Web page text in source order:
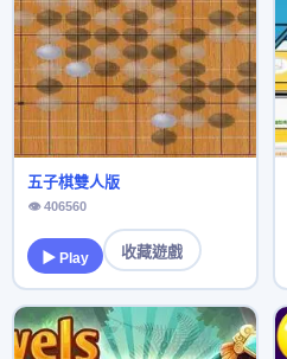
五子棋雙人版
👁 406560
▶ Play 收藏遊戲